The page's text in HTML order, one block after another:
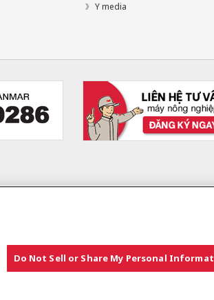
Y media
Do Not Sell or Share My Personal